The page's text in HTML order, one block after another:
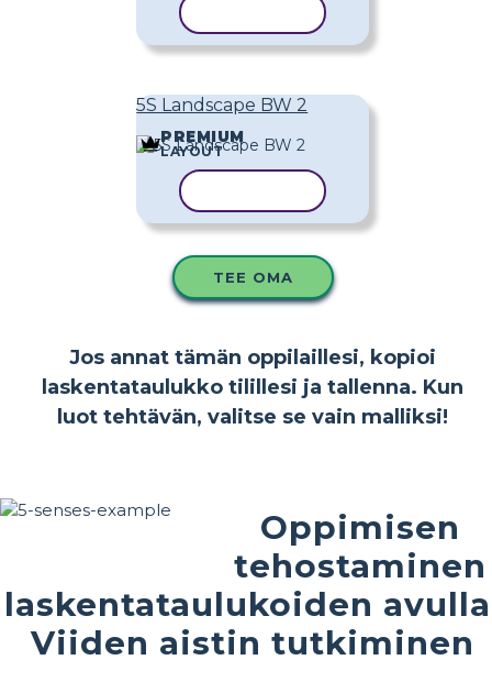
5S Landscape BW 2
PREMIUM
LAYOUT
TEE OMA
Jos annat tämän oppilaillesi, kopioi
laskentataulukko tilillesi ja tallenna. Kun
luot tehtävän, valitse se vain malliksi!
Oppimisen
tehostaminen
laskentataulukoiden
Viiden aistin tutkiminen